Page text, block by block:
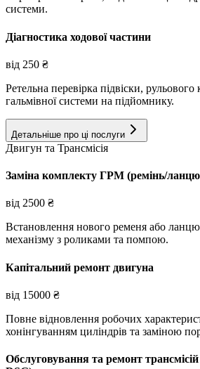
системи.
Діагностика ходової частини
від 250 ₴
Ретельна перевірка підвіски, рульового
гальмівної системи на підйомнику.
Детальніше про ці послуги
Двигун та Трансмісія
Заміна комплекту ГРМ (ремінь/
від 2500 ₴
Встановлення нового ременя або
механізму з роликами та помпою.
Капітальний ремонт двигуна
від 15000 ₴
Повне відновлення робочих
хонінгуванням циліндрів та заміною
Обслуговування та ремонт